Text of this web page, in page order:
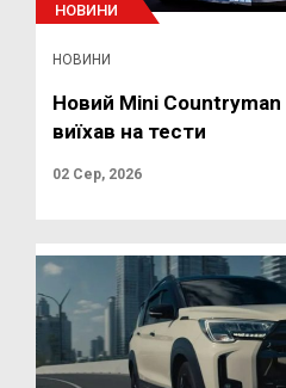
НОВИНИ
НОВИНИ
Новий Mini
виїхав на тести
02 Сер, 2026